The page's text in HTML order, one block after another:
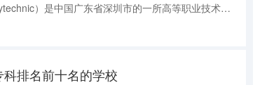
）是中国广东省深圳市的一所高等职业技术学
济社会发展需求而设立的大型综合性职业技术学
排名前十名的学校